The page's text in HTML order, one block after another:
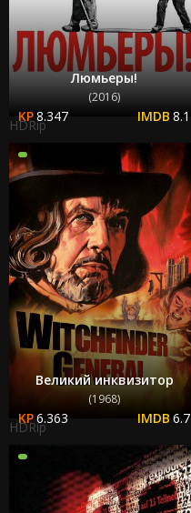
Люмьеры!
(2016)
8.347 8.1
HDRip
Великий инквизитор
(1968)
6.363 6.7
HDRip